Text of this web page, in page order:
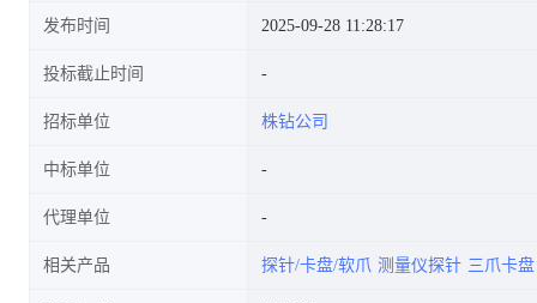
发布时间 2025-09-28 11:28:17
投标截止时间
招标单位 株钻公司
中标单位
代理单位
相关产品 探针/卡盘/软爪 测量仪探针 三爪卡盘